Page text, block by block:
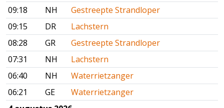
09:18
NH
Gestreepte Strandloper
09:15
DR
Lachstern
08:28
GR
Gestreepte Strandloper
07:31
NH
Lachstern
06:40
NH
Waterrietzanger
06:21
GE
Waterrietzanger